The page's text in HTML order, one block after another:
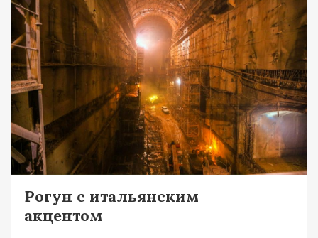
Рогун с итальянским
акцентом